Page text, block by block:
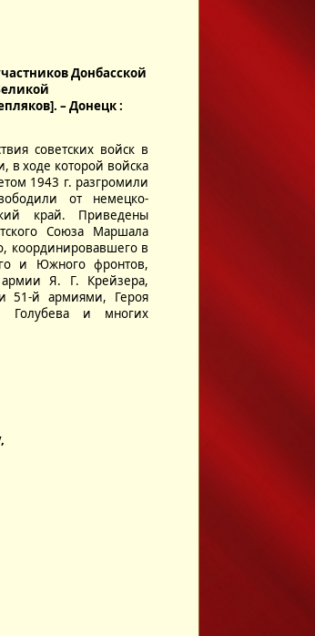
Донбасской
– Донецк :
советских войск в
в ходе которой войска
1943 г. разгромили
от немецко-
край. Приведены
Союза Маршала
координировавшего в
и Южного фронтов,
армии Я. Г. Крейзера,
51-й армиями, Героя
Голубева и многих